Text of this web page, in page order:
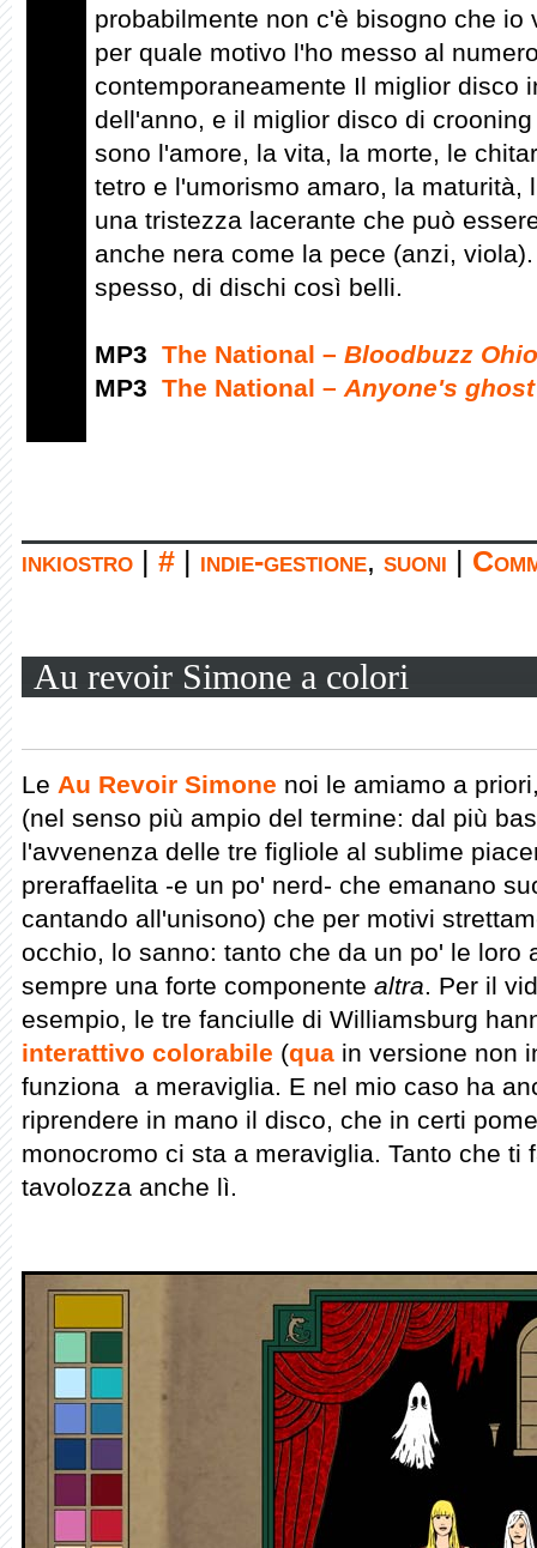
probabilmente non c'è bisogno che io
per quale motivo l'ho messo al
contemporaneamente Il miglior disco
dell'anno, e il miglior disco di
sono l'amore, la vita, la morte, le
tetro e l'umorismo amaro, la maturità,
una tristezza lacerante che può
anche nera come la pece (anzi,
spesso, di dischi così belli.
MP3 The National – Bloodbuzz Ohio
MP3 The National – Anyone's ghost
inkiostro # indie-gestione, suoni
Au revoir Simone a colori
Le Au Revoir Simone noi le amiamo a
(nel senso più ampio del termine: dal più
l'avvenenza delle tre figliole al sublime
preraffaelita -e un po' nerd- che emanano
cantando all'unisono) che per motivi
occhio, lo sanno: tanto che da un po' le loro
sempre una forte componente altra. Per il
esempio, le tre fanciulle di Williamsburg
interattivo colorabile (qua in versione non
funziona a meraviglia. E nel mio caso ha
riprendere in mano il disco, che in certi
monocromo ci sta a meraviglia. Tanto che ti
tavolozza anche lì.